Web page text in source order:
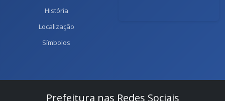
História
Localização
Símbolos
Prefeitura nas Redes Sociais